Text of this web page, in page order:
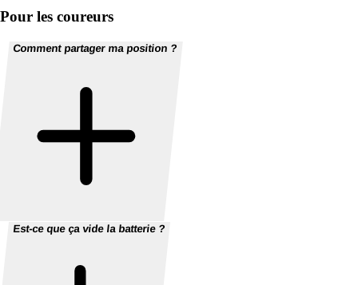
Pour les coureurs
Comment partager ma position ?
Est-ce que ça vide la batterie ?